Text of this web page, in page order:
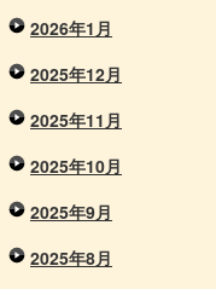
2026年1月
2025年12月
2025年11月
2025年10月
2025年9月
2025年8月